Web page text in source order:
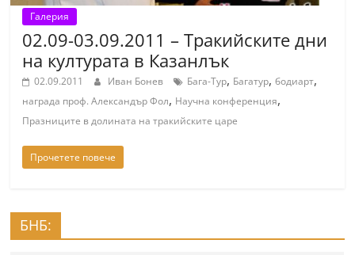
a
z
a
a
o
Галерия
02.09-03.09.2011 – Тракийските дни
на културата в Казанлък
02.09.2011 Иван Бонев Бага-Тур, Багатур,бодиарт,
награда проф. Александър Фол, Научна конференция,
Празниците в долината на тракийските царе
Прочетете повече
БНБ: